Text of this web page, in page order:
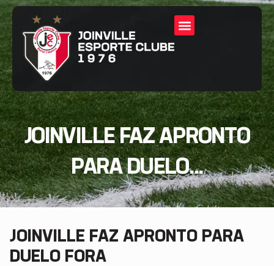
JOINVILLE FAZ APRONTO
PARA DUELO...
JOINVILLE FAZ APRONTO PARA
DUELO FORA